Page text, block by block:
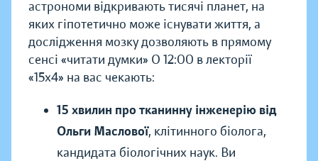
астрономи відкривають тисячі планет, на
яких гіпотетично може існувати життя, а
дослідження мозку дозволяють в прямому
сенсі «читати думки» О 12:00 в лекторії
«15х4» на вас чекають:
15 хвилин про тканинну інженерію від
Ольги Маслової, клітинного біолога,
кандидата біологічних наук. Ви